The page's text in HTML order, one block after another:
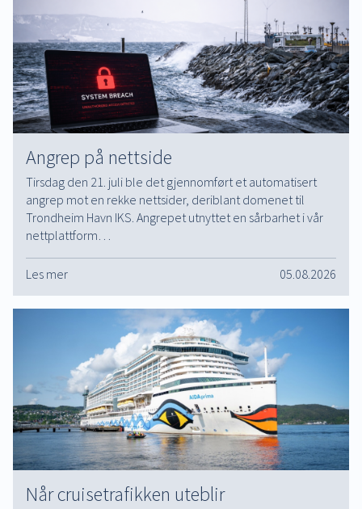
Angrep på nettside
Tirsdag den 21. juli ble det gjennomført et automatisert
angrep mot en rekke nettsider, deriblant domenet til
Trondheim Havn IKS. Angrepet utnyttet en sårbarhet i vår
nettplattform…
Les mer 05.08.2026
Når cruisetrafikken uteblir